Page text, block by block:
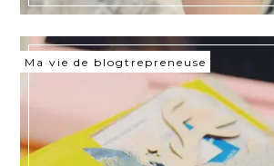
Ma vie de blogtrepreneuse